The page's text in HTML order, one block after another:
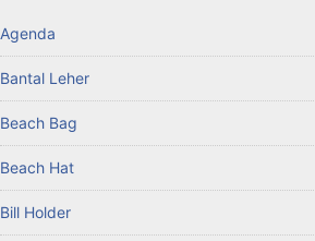
Agenda
Bantal Leher
Beach Bag
Beach Hat
Bill Holder